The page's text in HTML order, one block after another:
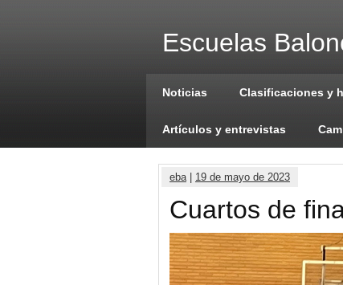
Escuelas
Noticias Clasificaciones y
Artículos y entrevistas
eba| 19 de mayo de 2023
Cuartos de